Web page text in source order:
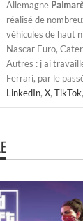
Allemagne
réalisé de
véhicules de haut
Nascar Euro,
Autres : j'ai
Ferrari, par le
LinkedIn, X, TikTok,